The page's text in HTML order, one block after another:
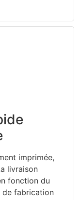
imprimée,
livraison
fonction du
de fabrication